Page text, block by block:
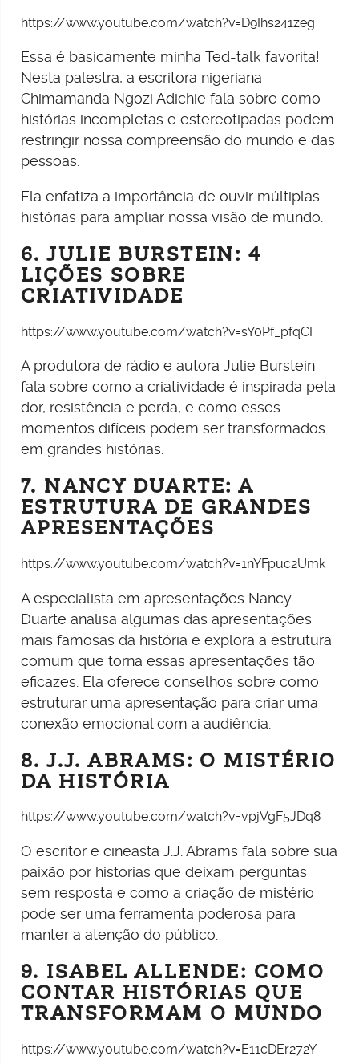
https://www.youtube.com/watch?v=D9Ihs241zeg
Essa é basicamente minha Ted-talk favorita!
Nesta palestra, a escritora nigeriana
Chimamanda Ngozi Adichie fala sobre como
histórias incompletas e estereotipadas podem
restringir nossa compreensão do mundo e das
pessoas.
Ela enfatiza a importância de ouvir múltiplas
histórias para ampliar nossa visão de mundo.
6. JULIE BURSTEIN: 4
LIÇÕES SOBRE
CRIATIVIDADE
https://www.youtube.com/watch?v=sY0Pf_pfqCI
A produtora de rádio e autora Julie Burstein
fala sobre como a criatividade é inspirada pela
dor, resistência e perda, e como esses
momentos difíceis podem ser transformados
em grandes histórias.
7. NANCY DUARTE: A
ESTRUTURA DE GRANDES
APRESENTAÇÕES
https://www.youtube.com/watch?v=1nYFpuc2Umk
A especialista em apresentações Nancy
Duarte analisa algumas das apresentações
mais famosas da história e explora a estrutura
comum que torna essas apresentações tão
eficazes. Ela oferece conselhos sobre como
estruturar uma apresentação para criar uma
conexão emocional com a audiência.
8. J.J. ABRAMS: O MISTÉRIO
DA HISTÓRIA
https://www.youtube.com/watch?v=vpjVgF5JDq8
O escritor e cineasta J.J. Abrams fala sobre sua
paixão por histórias que deixam perguntas
sem resposta e como a criação de mistério
pode ser uma ferramenta poderosa para
manter a atenção do público.
9. ISABEL ALLENDE: COMO
CONTAR HISTÓRIAS QUE
TRANSFORMAM O MUNDO
https://www.youtube.com/watch?v=E11cDEr272Y